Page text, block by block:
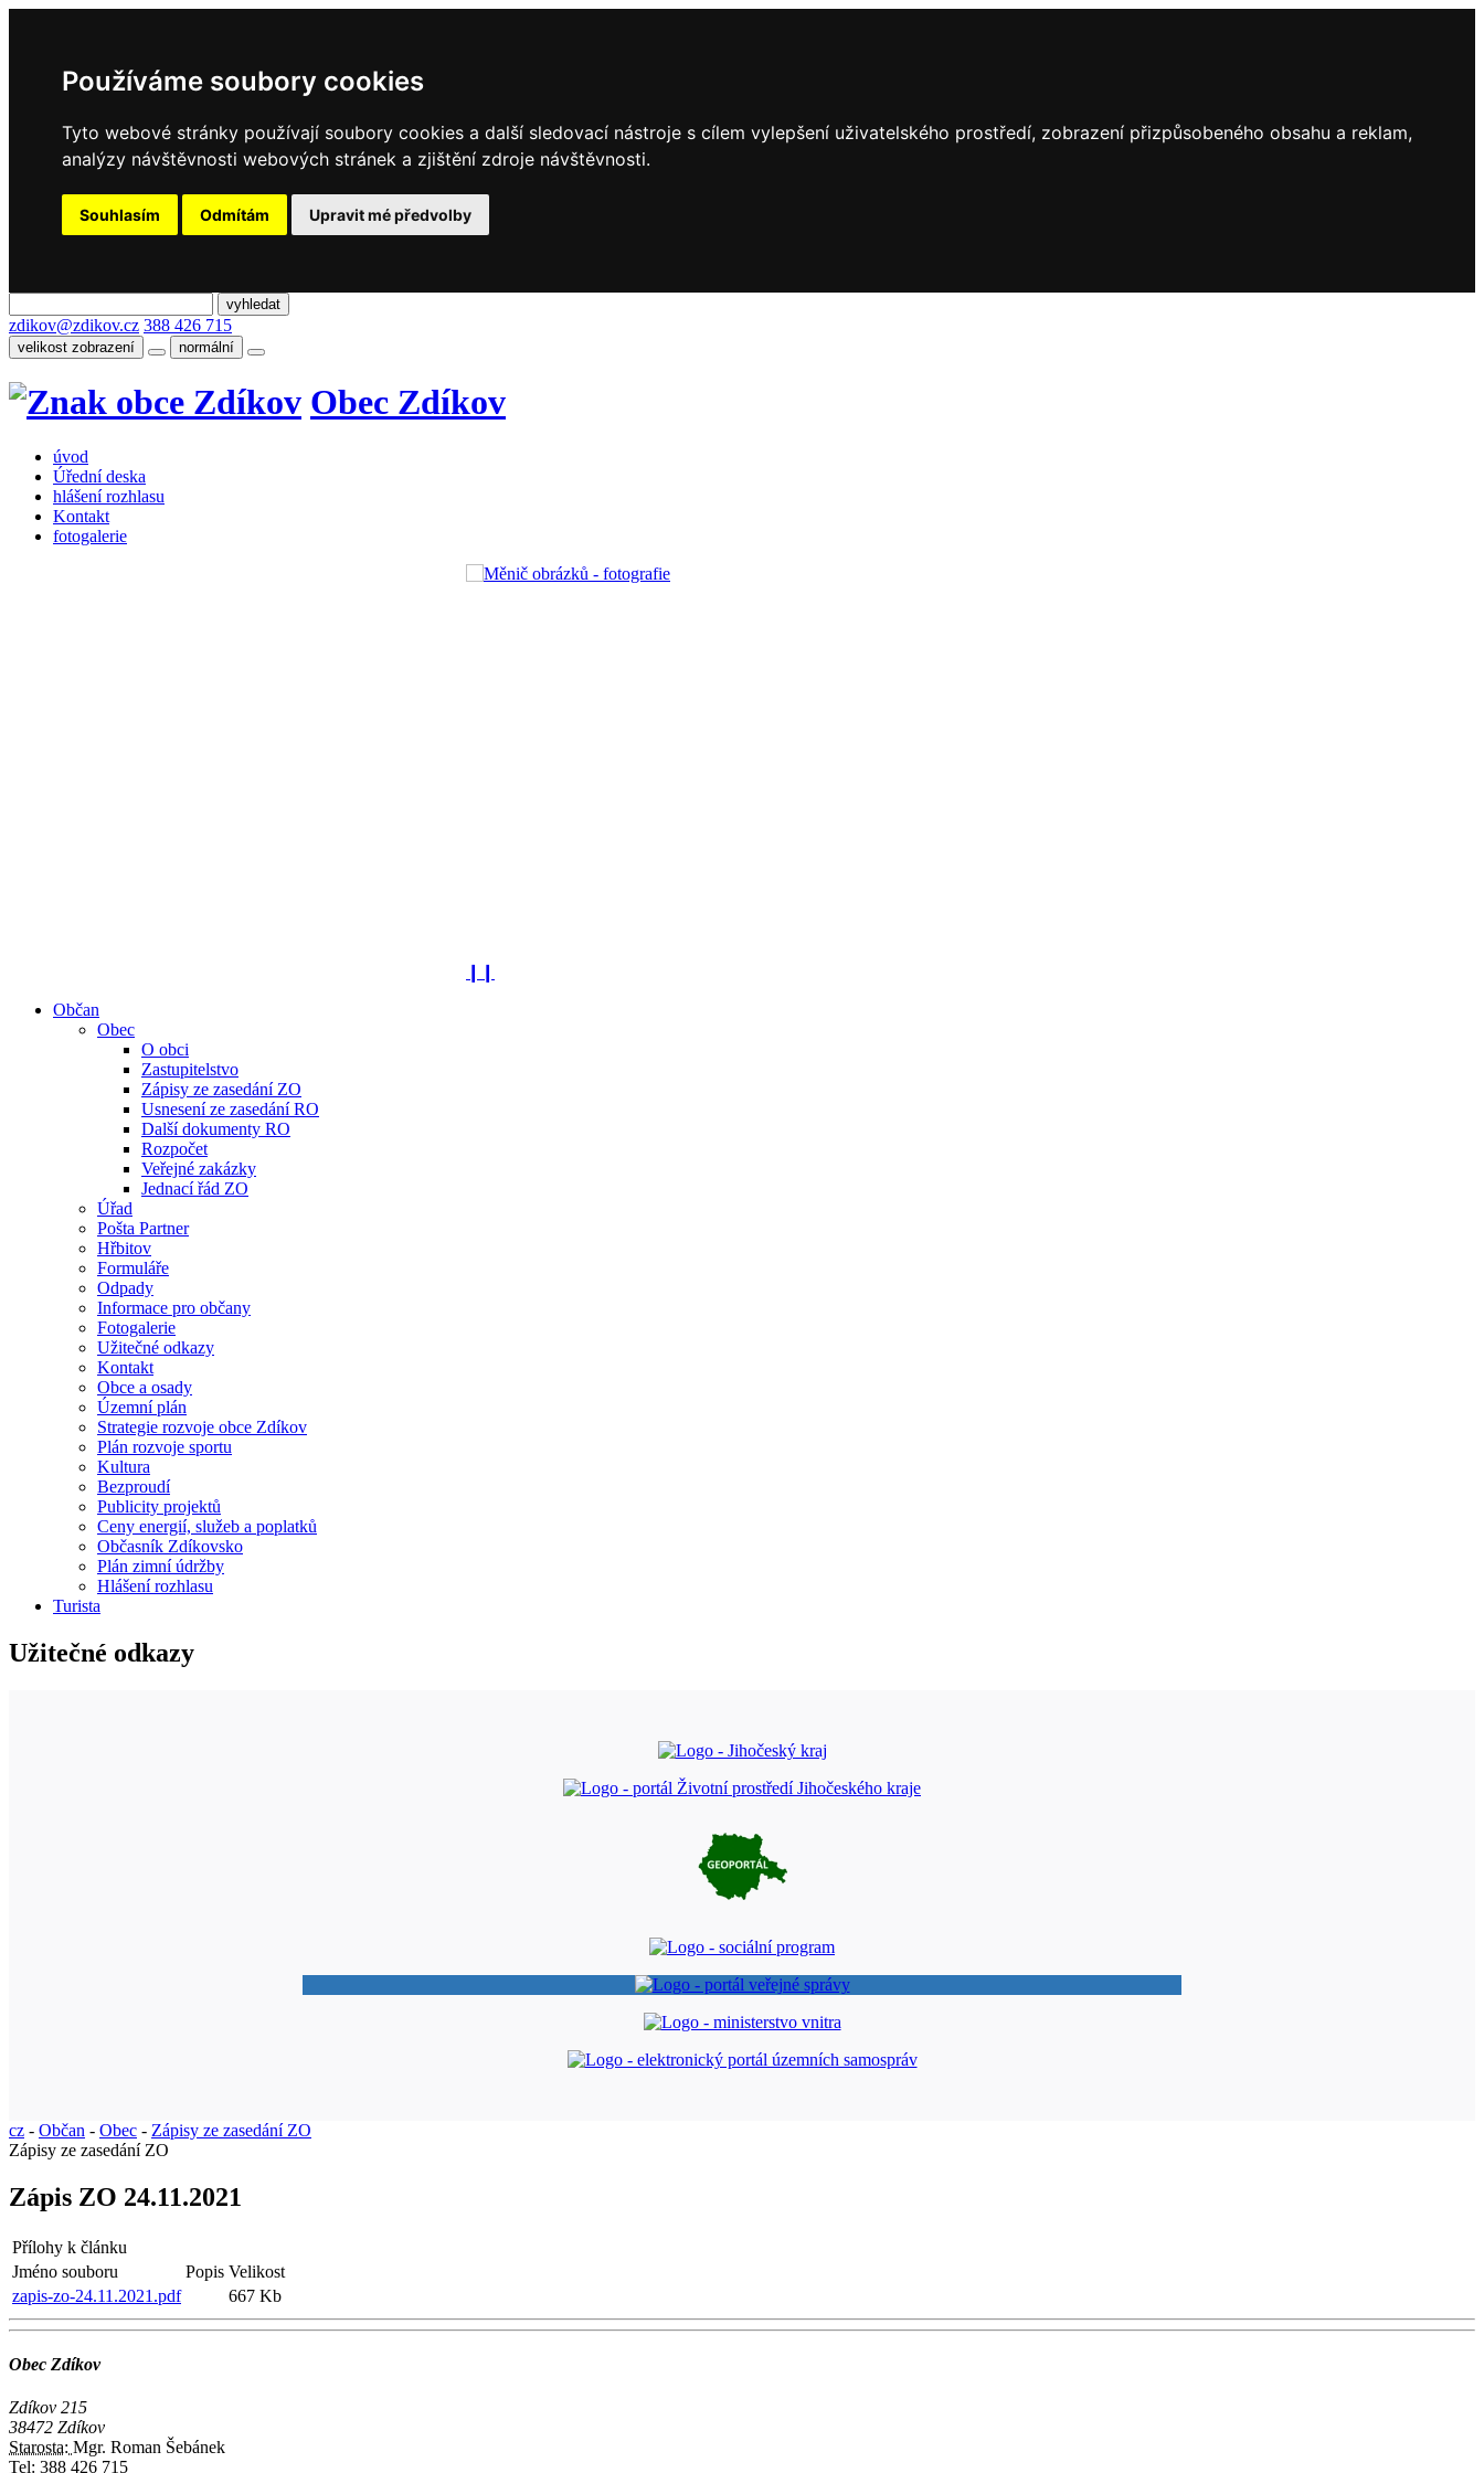
Používáme soubory cookies
Tyto webové stránky používají soubory cookies a další sledovací nástroje s cílem vylepšení uživatelského prostředí, zobrazení přizpůsobeného obsahu a reklam,
analýzy návštěvnosti webových stránek a zjištění zdroje návštěvnosti.
Souhlasím Odmítám Upravit mé předvolby
zdikov@zdikov.cz 388 426 715
velikost zobrazení normální
Obec Zdíkov
úvod
Úřední deska
hlášení rozhlasu
Kontakt
fotogalerie
Občan
Obec
O obci
Zastupitelstvo
Zápisy ze zasedání ZO
Usnesení ze zasedání RO
Další dokumenty RO
Rozpočet
Veřejné zakázky
Jednací řád ZO
Úřad
Pošta Partner
Hřbitov
Formuláře
Odpady
Informace pro občany
Fotogalerie
Užitečné odkazy
Kontakt
Obce a osady
Územní plán
Strategie rozvoje obce Zdíkov
Plán rozvoje sportu
Kultura
Bezproudí
Publicity projektů
Ceny energií, služeb a poplatků
Občasník Zdíkovsko
Plán zimní údržby
Hlášení rozhlasu
Turista
Užitečné odkazy
cz - Občan - Obec - Zápisy ze zasedání ZO
Zápisy ze zasedání ZO
Zápis ZO 24.11.2021
Přílohy k článku
Jméno souboru
Popis Velikost
zapis-zo-24.11.2021.pdf
667 Kb
Obec Zdíkov
Zdíkov 215
38472 Zdíkov
Starosta: Mgr. Roman Šebánek
Tel: 388 426 715